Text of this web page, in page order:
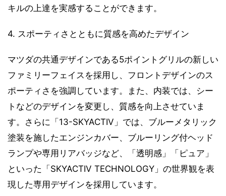
キルの上達を実感することができます。
4. スポーティさとともに質感を高めたデザイン
マツダの共通デザインである5ポイントグリルの新しい
ファミリーフェイスを採用し、フロントデザインのス
ポーティさを強調しています。また、内装では、シー
トなどのデザインを変更し、質感を向上させていま
す。さらに「13-SKYACTIV」では、ブルーメタリック
塗装を施したエンジンカバー、ブルーリング付ヘッド
ランプや専用リアバッジなど、「透明感」「ピュア」
といった「SKYACTIV TECHNOLOGY」の世界観を表
現した専用デザインを採用しています。